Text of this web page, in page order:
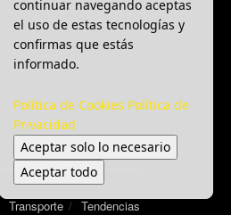
Transporte Tendencias
continuar navegando aceptas
el uso de estas tecnologías y
confirmas que estás
informado.
Política de Cookies Política de
Privacidad
Aceptar solo lo necesario
Aceptar todo